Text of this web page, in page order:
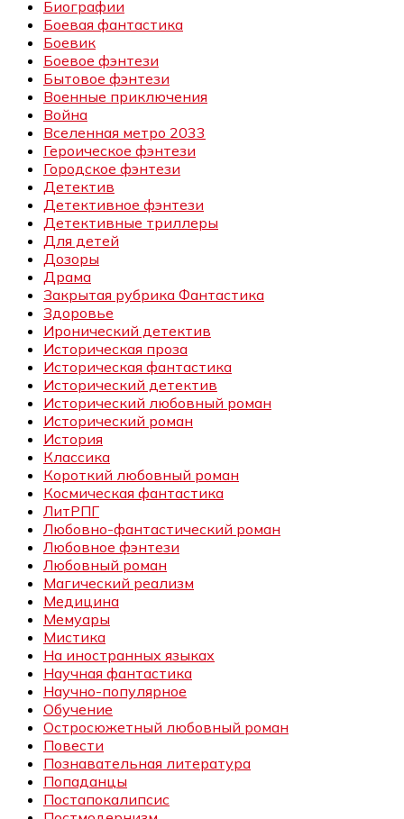
Биографии
Боевая фантастика
Боевик
Боевое фэнтези
Бытовое фэнтези
Военные приключения
Война
Вселенная метро 2033
Героическое фэнтези
Городское фэнтези
Детектив
Детективное фэнтези
Детективные триллеры
Для детей
Дозоры
Драма
Закрытая рубрика Фантастика
Здоровье
Иронический детектив
Историческая проза
Историческая фантастика
Исторический детектив
Исторический любовный роман
Исторический роман
История
Классика
Короткий любовный роман
Космическая фантастика
ЛитРПГ
Любовно-фантастический роман
Любовное фэнтези
Любовный роман
Магический реализм
Медицина
Мемуары
Мистика
На иностранных языках
Научная фантастика
Научно-популярное
Обучение
Остросюжетный любовный роман
Повести
Познавательная литература
Попаданцы
Постапокалипсис